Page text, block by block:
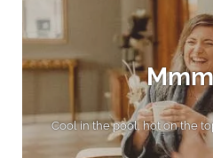
Cool in the pool, hot on the